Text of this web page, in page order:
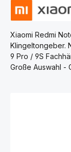
Xiaomi Redmi
Klingeltongeber.
9 Pro / 9S
Große Auswahl -